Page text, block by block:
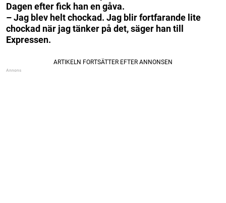
Dagen efter fick han en gåva.
– Jag blev helt chockad. Jag blir fortfarande lite
chockad när jag tänker på det, säger han till
Expressen.